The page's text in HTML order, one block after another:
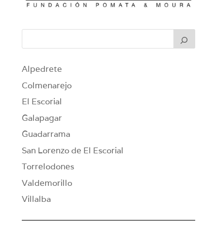
Alpedrete
Colmenarejo
El Escorial
Galapagar
Guadarrama
San Lorenzo de El Escorial
Torrelodones
Valdemorillo
Villalba